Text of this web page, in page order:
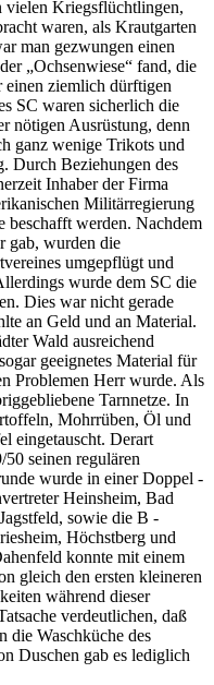
vielen Kriegsflüchtlingen,
waren, als Krautgarten
man gezwungen einen
„Ochsenwiese“ fand, die
einen ziemlich dürftigen
SC waren sicherlich die
nötigen Ausrüstung, denn
ganz wenige Trikots und
Durch Beziehungen des
Inhaber der Firma
Militärregierung
beschafft werden. Nachdem
gab, wurden die
umgepflügt und
wurde dem SC die
Dies war nicht gerade
an Geld und an Material.
Wald ausreichend
geeignetes Material für
Problemen Herr wurde. Als
Tarnnetze. In
Mohrrüben, Öl und
eingetauscht. Derart
50 seinen regulären
wurde in einer Doppel -
Heinsheim, Bad
sowie die B -
Höchstberg und
konnte mit einem
gleich den ersten kleineren
während dieser
verdeutlichen, daß
die Waschküche des
Duschen gab es lediglich